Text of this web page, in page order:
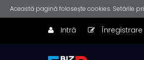
Această pagină folosește cookies. Setările
Intră Înregistrare